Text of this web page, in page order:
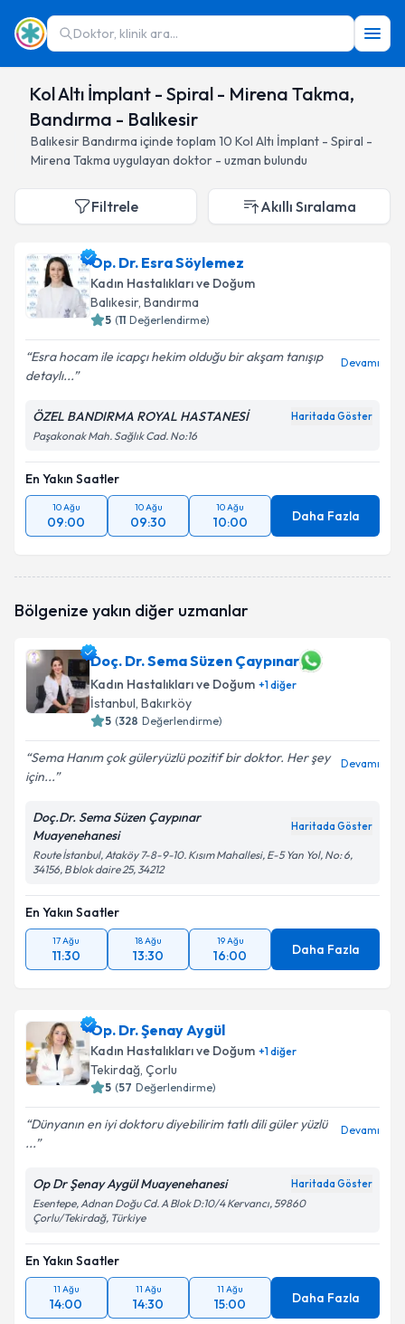
Doktor, klinik ara...
Kol Altı İmplant - Spiral - Mirena Takma,
Bandırma - Balıkesir
BalıkesirBandırma içinde toplam 10 Kol Altı İmplant - Spiral -
Mirena Takma uygulayan doktor - uzman bulundu
Filtrele Akıllı Sıralama
Op. Dr. Esra Söylemez
Kadın Hastalıkları ve Doğum
Balıkesir, Bandırma
5 (11 Değerlendirme)
Esra hocam ile icapçı hekim olduğu bir akşam tanışıp
detaylı...
Devamı
ÖZEL BANDIRMA ROYAL HASTANESİ Haritada Göster
Paşakonak Mah. Sağlık Cad. No:16
En Yakın Saatler
10 Ağu
09:00
10 Ağu
09:30
10 Ağu
10:00 Daha Fazla
Bölgenize yakın diğer uzmanlar
Doç. Dr. Sema Süzen Çaypınar
Kadın Hastalıkları ve Doğum +1diğer
İstanbul, Bakırköy
5 (328 Değerlendirme)
Sema Hanım çok güleryüzlü pozitif bir doktor. Her şey
için...
Devamı
Doç.Dr. Sema Süzen Çaypınar
Muayenehanesi
Haritada Göster
Route İstanbul, Ataköy 7-8-9-10. Kısım Mahallesi, E-5 Yan Yol, No: 6,
34156, B blok daire 25, 34212
En Yakın Saatler
17 Ağu
11:30
18 Ağu
13:30
19 Ağu
16:00 Daha Fazla
Op. Dr. Şenay Aygül
Kadın Hastalıkları ve Doğum +1diğer
Tekirdağ, Çorlu
5 (57 Değerlendirme)
Dünyanın en iyi doktoru diyebilirim tatlı dili güler yüzlü
...
Devamı
Op Dr Şenay Aygül Muayenehanesi Haritada Göster
Esentepe, Adnan Doğu Cd. A Blok D:10/4 Kervancı, 59860
Çorlu/Tekirdağ, Türkiye
En Yakın Saatler
11 Ağu
14:00
11 Ağu
14:30
11 Ağu
15:00 Daha Fazla